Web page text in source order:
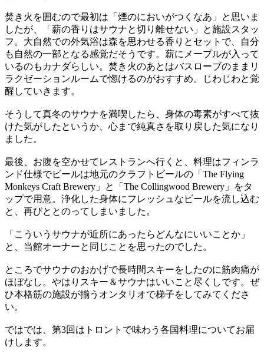
焚き火を囲むので最初は「煙のにおいがつくなあ」と思いま
したが、「薪の香りはサウナと切り離せない」と施設スタッ
フ。大自然での外気浴は森を思わせる香りとセットで、自分
も自然の一部となる感覚だそうです。薪にメープルが入って
いるのもカナダらしい。焚き火のあとはバスローブのままリ
ラクゼーションルームで惚けるのがおすすめ。じわじわと覚
醒していきます。
そうして真冬のサウナを満喫したら、身体の毒素がすべて抜
けた気がしたというか、心まで純真さを取り戻した気になり
ました。
最後、お腹を空かせてレストランへ行くと、料理はフィンラ
ンド仕様でビールは地元のクラフトビールの「The Flying
Monkeys Craft Brewery」と「The Collingwood Brewery」をタ
ップで用意。浄化した身体にフレッシュなビールを流し込む
と、再びととのってしまいました。
「こういうサウナが近所にあったらどんなにいいことか」
と、当館オーナーと同じことを思ったのでした。
ところでサウナのおかげで長時間スキーをしたのに筋肉痛が
ほぼなし。やはりスキー＆サウナはいいこと尽くしです。ぜ
ひ本格筋の施設が揃うオンタリオで梯子をしてみてくださ
い。
ではでは、第3回はトロントで味わう各国料理についてお届
けします。